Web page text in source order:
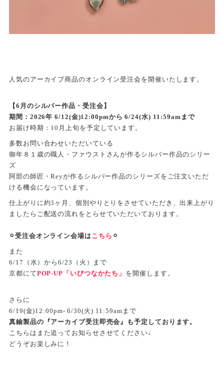
人気のアーカイブ商品のオンライン受注会を開催いたします。
【6月のシルバー作品・受注会】
期間：2026年 6/12(金)12:00pmから 6/24(水) 11:59amまで
お届け時期：10月上旬を予定しています。
多数お問い合わせいただいている
御年８１歳の職人・ファウストさんが作るシルバー作品のシリー
ズ
阿部の師匠・Reyが作るシルバー作品のシリーズをご注文いただ
ける機会になっています。
仕上がりに約3ヶ月、個別やりとりをさせていただき、出来上がり
ましたらご配送の流れをとらせていただいております。
⚪︎受注会オンライン会場はこちら ⚪︎
また
6/17（水）から6/23（火）まで
京都にてPOP-UP「いびつなかたち」 を開催します。
さらに
6/19(金)12:00pm- 6/30(火) 11:59amまで
真鍮製品の『アーカイブ受注即売会』も予定しております。
こちらはまた追ってお知らせさせてください♩
どうぞお楽しみに！